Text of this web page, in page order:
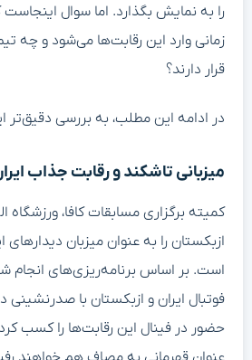
را به نمایش بگذارد. اما سوال اینجاست
زمانی وارد این رقابت‌ها می‌شود و چه
قرار دارند؟
در ادامه این مطلب، به بررسی دقیق‌تر
میزبانی تاشکند و رقابت جذاب
کمیته برگزاری مسابقات کافا، ورزشگاه
ازبکستان را به عنوان میزبان
است. بر اساس برنامه‌ریزی‌های انجام
فوتبال ایران و ازبکستان با صدرنشینی
حضور در فینال این رقابت‌ها را کسب